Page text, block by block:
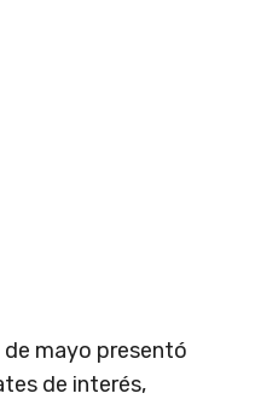
de mayo presentó
de interés,